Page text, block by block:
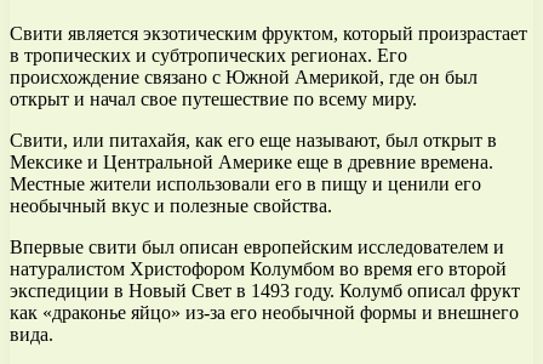
Свити является экзотическим фруктом, который произрастает
в тропических и субтропических регионах. Его
происхождение связано с Южной Америкой, где он был
открыт и начал свое путешествие по всему миру.
Свити, или питахайя, как его еще называют, был открыт в
Мексике и Центральной Америке еще в древние времена.
Местные жители использовали его в пищу и ценили его
необычный вкус и полезные свойства.
Впервые свити был описан европейским исследователем и
натуралистом Христофором Колумбом во время его второй
экспедиции в Новый Свет в 1493 году. Колумб описал фрукт
как «драконье яйцо» из-за его необычной формы и внешнего
вида.